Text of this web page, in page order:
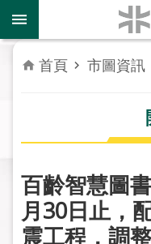
跳到主要內容區塊
到
館
資
訊
者
務
活
動
首頁 市圖資訊
百齡智慧圖
月30日止，
震工程，調